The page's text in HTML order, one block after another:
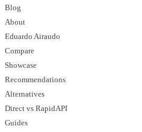
Blog
About
Eduardo Airaudo
Compare
Showcase
Recommendations
Alternatives
Direct vs RapidAPI
Guides